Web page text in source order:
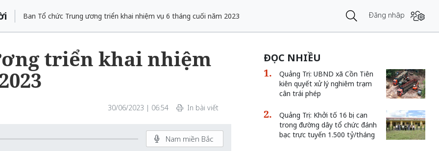
Ban Tổ chức Trung ương triển khai nhiệm vụ 6 tháng cuối năm 2023 Đăng nhập
triển khai nhiệm
30/06/2023 | 06:54 In bài viết
Nam miền Bắc
ĐỌC NHIỀU
Quảng Trị: UBND xã Cồn Tiên
kiên quyết xử lý nghiêm trạm
cân trái phép
Quảng Trị: Khởi tố 16 bị can
trong đường dây tổ chức đánh
bạc trực tuyến 1.500 tỷ/tháng